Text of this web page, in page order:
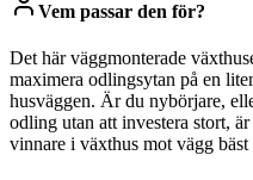
Vem passar den för?
Det här väggmonterade
maximera odlingsytan på en
husväggen. Är du nybörjare,
odling utan att investera stort,
vinnare i växthus mot vägg bäst